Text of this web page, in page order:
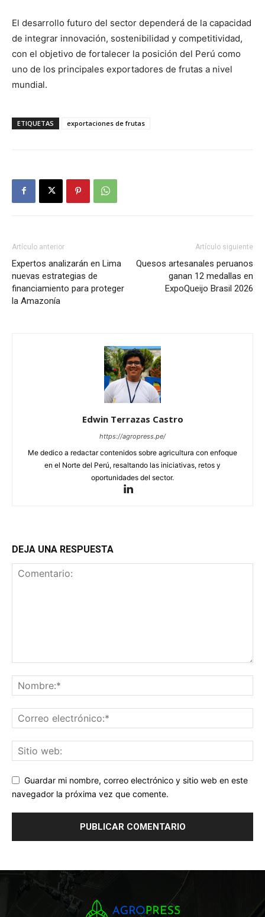
El desarrollo futuro del sector dependerá de la capacidad
de integrar innovación, sostenibilidad y competitividad,
con el objetivo de fortalecer la posición del Perú como
uno de los principales exportadores de frutas a nivel
mundial.
ETIQUETAS exportaciones de frutas
Artículo anterior
Expertos analizarán en Lima
nuevas estrategias de
financiamiento para proteger
la Amazonía
Artículo siguiente
Quesos artesanales peruanos
ganan 12 medallas en
ExpoQueijo Brasil 2026
Edwin Terrazas Castro
https://agropress.pe/
Me dedico a redactar contenidos sobre agricultura con enfoque
en el Norte del Perú, resaltando las iniciativas, retos y
oportunidades del sector.
DEJA UNA RESPUESTA
Guardar mi nombre, correo electrónico y sitio web en este
navegador la próxima vez que comente.